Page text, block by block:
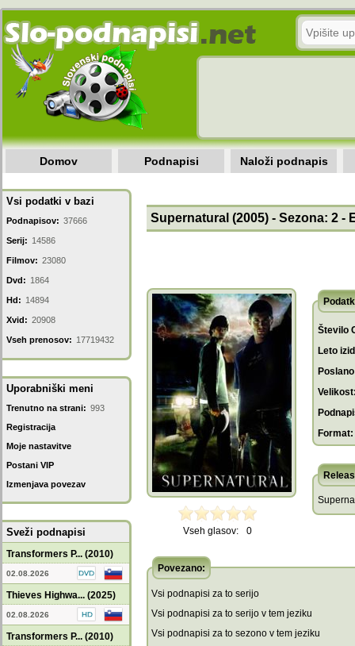
Domov Podnapisi Naloži podnapis
Vsi podatki v bazi
Podnapisov: 37666
Serij: 14586
Filmov: 23080
Dvd: 1864
Hd: 14894
Xvid: 20908
Vseh prenosov: 17719432
Uporabniški meni
Trenutno na strani: 993
Registracija
Moje nastavitve
Postani VIP
Izmenjava povezav
Sveži podnapisi
Transformers P... (2010)
02.08.2026
Thieves Highwa... (2025)
02.08.2026
Transformers P... (2010)
Supernatural (2005) - Sezona: 2 -
Vseh glasov: 0
Število
Leto
Format:
Povezano:
Vsi podnapisi za to serijo
Vsi podnapisi za to serijo v tem jeziku
Vsi podnapisi za to sezono v tem jeziku